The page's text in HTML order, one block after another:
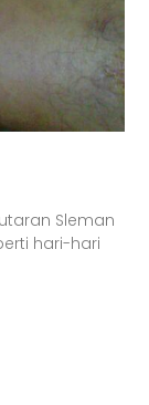
Sleman
hari-hari